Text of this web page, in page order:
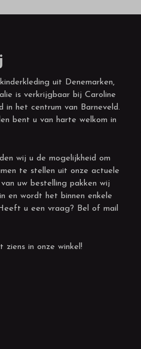
uit Denemarken,
is verkrijgbaar bij Caroline
in het centrum van Barneveld.
bent u van harte welkom in
wij u de mogelijkheid om
te stellen uit onze actuele
uw bestelling pakken wij
en wordt het binnen enkele
u een vraag? Bel of mail
ziens in onze winkel!